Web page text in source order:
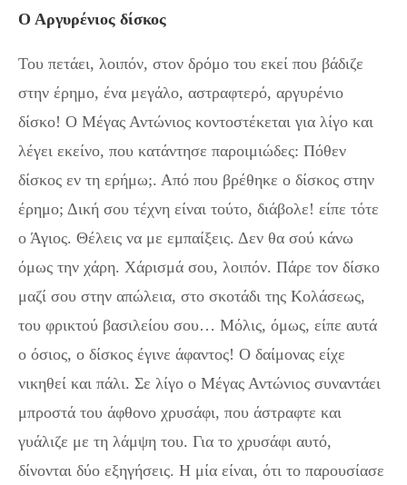
Ο Αργυρένιος δίσκος
Του πετάει, λοιπόν, στον δρόμο του εκεί που βάδιζε
στην έρημο, ένα μεγάλο, αστραφτερό, αργυρένιο
δίσκο! Ο Μέγας Αντώνιος κοντοστέκεται για λίγο και
λέγει εκείνο, που κατάντησε παροιμιώδες: Πόθεν
δίσκος εν τη ερήμω;. Από που βρέθηκε ο δίσκος στην
έρημο; Δική σου τέχνη είναι τούτο, διάβολε! είπε τότε
ο Άγιος. Θέλεις να με εμπαίξεις. Δεν θα σού κάνω
όμως την χάρη. Χάρισμά σου, λοιπόν. Πάρε τον δίσκο
μαζί σου στην απώλεια, στο σκοτάδι της Κολάσεως,
του φρικτού βασιλείου σου… Μόλις, όμως, είπε αυτά
ο όσιος, ο δίσκος έγινε άφαντος! Ο δαίμονας είχε
νικηθεί και πάλι. Σε λίγο ο Μέγας Αντώνιος συναντάει
μπροστά του άφθονο χρυσάφι, που άστραφτε και
γυάλιζε με τη λάμψη του. Για το χρυσάφι αυτό,
δίνονται δύο εξηγήσεις. Η μία είναι, ότι το παρουσίασε